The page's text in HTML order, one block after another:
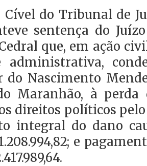
Cível do Tribunal de
sentença do
que, em ação
administrativa,
do Nascimento
Maranhão, à perda
direitos políticos
integral do dano
e